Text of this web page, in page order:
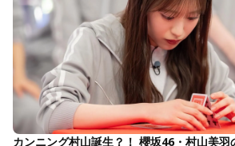
カンニング村山誕生？！ 櫻坂46・村山美